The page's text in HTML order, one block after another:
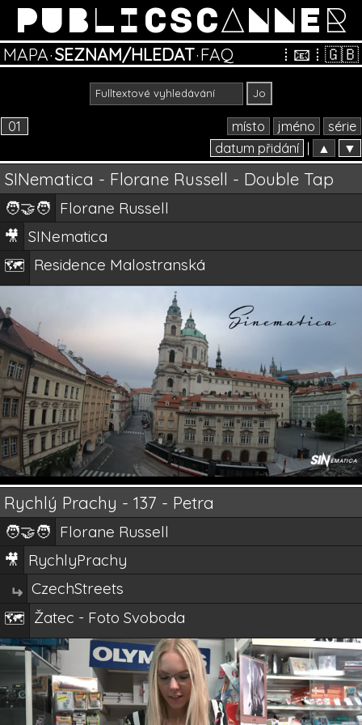
PUBLICSCANNER
MAPA·SEZNAM/HLEDAT·FAQ ⁞ 📧 ⁞ 🇬🇧
01 místo jméno
série
datum přidání
▲ ▼
SINematica - Florane Russell - Double Tap
🧑‍🤝‍🧑 Florane Russell
🎥 SINematica
🗺️ Residence Malostranská
Rychlý Prachy - 137 - Petra
🧑‍🤝‍🧑 Florane Russell
🎥 RychlyPrachy
↵ CzechStreets
🗺️ Žatec - Foto Svoboda